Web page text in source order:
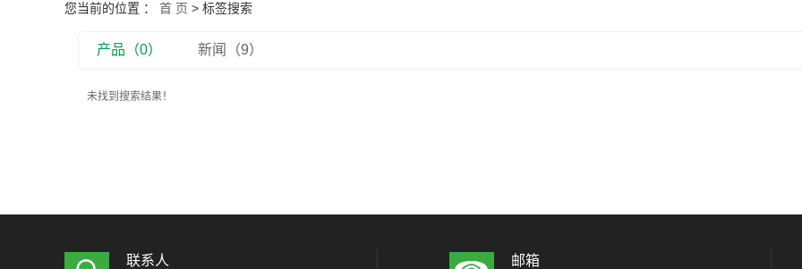
您当前的位置 ： 首 页 > 标签搜索
产品（0） 新闻（9）
未找到搜索结果！
联系人 邮箱